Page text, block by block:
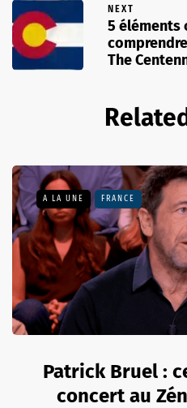
NEXT
5 éléments
The
A LA UNE FRANCE
Patrick Bruel :
concert au